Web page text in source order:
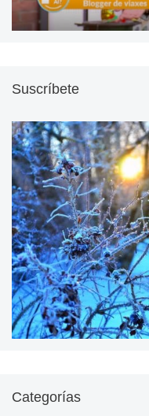
Suscríbete
Categorías